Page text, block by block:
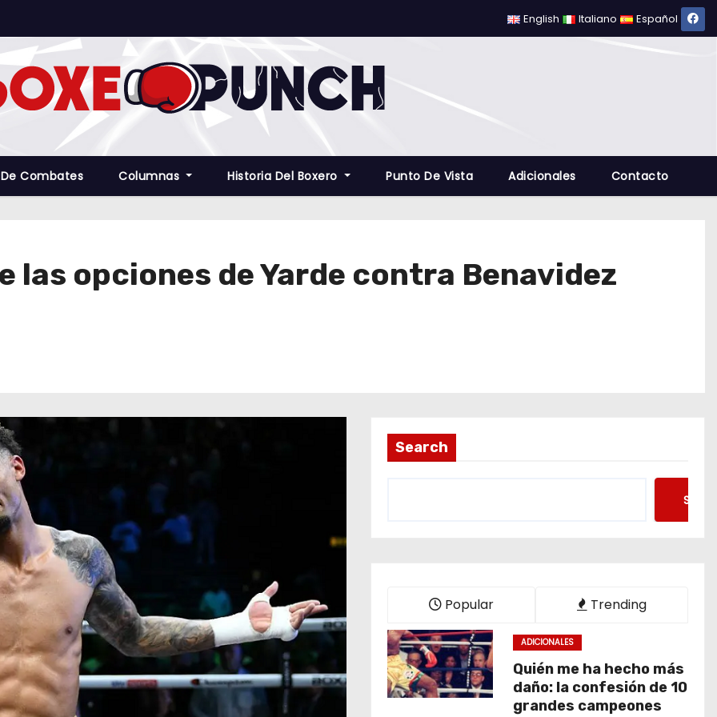
English Italiano Español
Combates Columnas Historia Del Boxero Punto De Vista Adicionales Contacto
las opciones de Yarde contra Benavidez
Search
Popular Trending
ADICIONALES
Quién me ha hecho más
daño: la confesión de 10
grandes campeones